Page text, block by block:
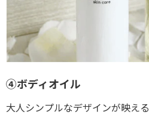
④ボディオイル
大人シンプルなデザインが映える